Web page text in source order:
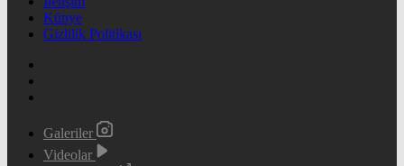
Künye
Gizlilik Politikası
Galeriler
Videolar